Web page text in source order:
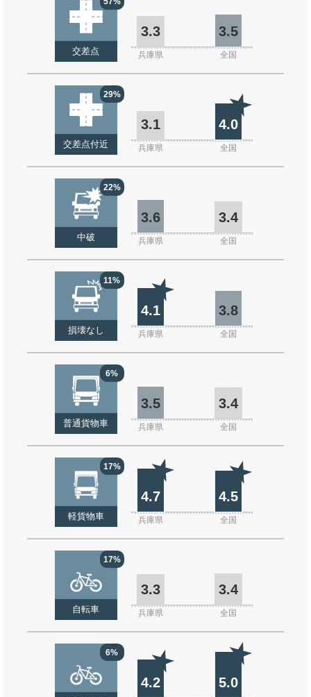
交差点
3.3 3.5
兵庫県 全国
29%
交差点付近
3.1 4.0
兵庫県 全国
22%
中破
3.6 3.4
兵庫県 全国
11%
損壊なし
4.1 3.8
兵庫県 全国
6%
普通貨物車
3.5 3.4
兵庫県 全国
17%
軽貨物車
4.7 4.5
兵庫県 全国
17%
自転車
3.3 3.4
兵庫県 全国
6%
4.2 5.0